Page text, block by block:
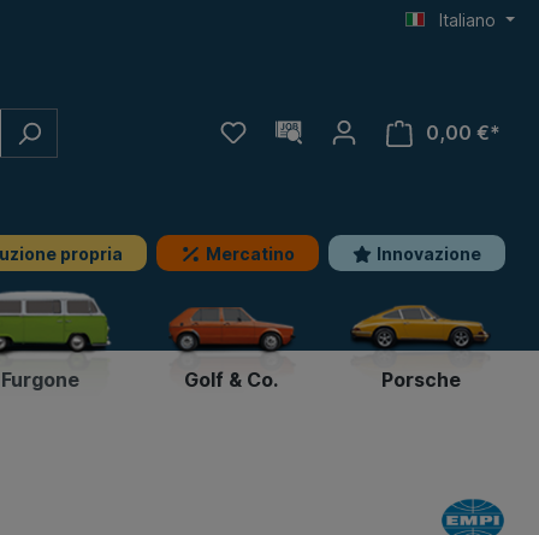
Italiano
0,00 €*
propria Mercatino Innovazione
Furgone Golf & Co. Porsche